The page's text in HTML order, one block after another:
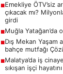
■Emekliye ÖTV’siz
çıkacak mı?
girdi
■Muğla Yatağan’da
■Dış Mekan Yaşam
bahçe mutfağı
■Malatya’da iş
sıkışan işçi